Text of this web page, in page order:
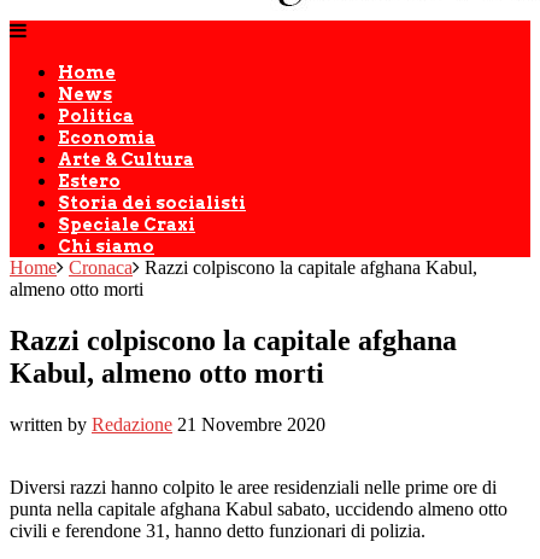
Home
News
Politica
Economia
Arte & Cultura
Estero
Storia dei socialisti
Speciale Craxi
Chi siamo
Home Cronaca
Razzi colpiscono la capitale afghana Kabul,
almeno otto morti
Razzi colpiscono la capitale afghana
Kabul, almeno otto morti
written by Redazione 21 Novembre 2020
Diversi razzi hanno colpito le aree residenziali nelle prime ore di
punta nella capitale afghana Kabul sabato, uccidendo almeno otto
civili e ferendone 31, hanno detto funzionari di polizia.